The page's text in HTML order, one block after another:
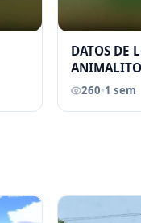
DATOS DE
29/07/2026
260•1 sem